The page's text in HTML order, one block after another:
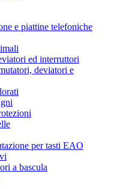
e piattine telefoniche
ed interruttori
deviatori e
per tasti EAO
a bascula